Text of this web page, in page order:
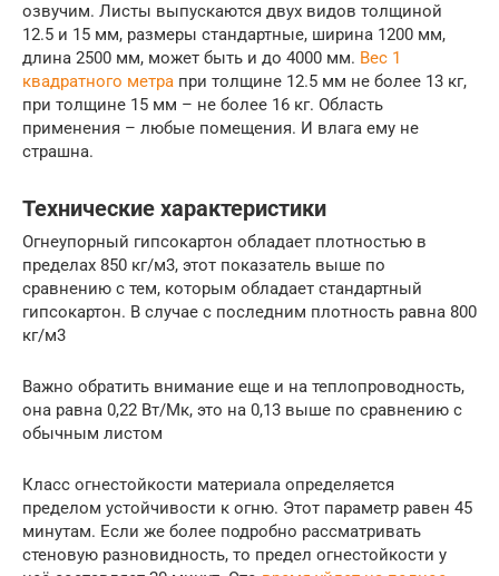
озвучим. Листы выпускаются двух видов толщиной
12.5 и 15 мм, размеры стандартные, ширина 1200 мм,
длина 2500 мм, может быть и до 4000 мм. Вес 1
квадратного метра при толщине 12.5 мм не более 13 кг,
при толщине 15 мм – не более 16 кг. Область
применения – любые помещения. И влага ему не
страшна.
Технические характеристики
Огнеупорный гипсокартон обладает плотностью в
пределах 850 кг/м3, этот показатель выше по
сравнению с тем, которым обладает стандартный
гипсокартон. В случае с последним плотность равна 800
кг/м3
Важно обратить внимание еще и на теплопроводность,
она равна 0,22 Вт/Мк, это на 0,13 выше по сравнению с
обычным листом
Класс огнестойкости материала определяется
пределом устойчивости к огню. Этот параметр равен 45
минутам. Если же более подробно рассматривать
стеновую разновидность, то предел огнестойкости у